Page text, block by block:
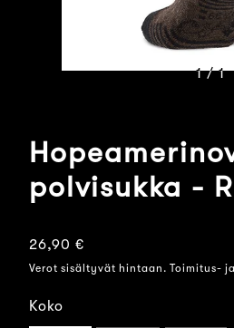
1 / 1
polvisukka -
Normaalihinta
26,90 €
Verot sisältyvät hintaan. Toimitus-
Koko